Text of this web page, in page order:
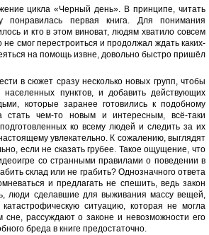
цикла «Черный день». В принципе, читать
понравилась первая книга. Для понимания
и кто в этом виноват, людям хватило совсем
смог перестроиться и продолжал ждать каких-
на помощь извне, довольно быстро пришёл
в сюжет сразу несколько новых групп, чтобы
населенных пунктов, и добавить действующих
которые заранее готовились к подобному
чем-то новым и интересным, всё-таки
ко всему людей и следить за их
увлекательно. К сожалению, выглядят
если не сказать грубее. Такое ощущение, что
со странными правилами о поведении в
склад или не грабить? Однозначного ответа
и предлагать не спешить, ведь закон
люди сделавшие для выживания массу вещей,
ситуацию, которая не могла
сне, рассуждают о законе и невозможности его
бреда в книге предостаточно.